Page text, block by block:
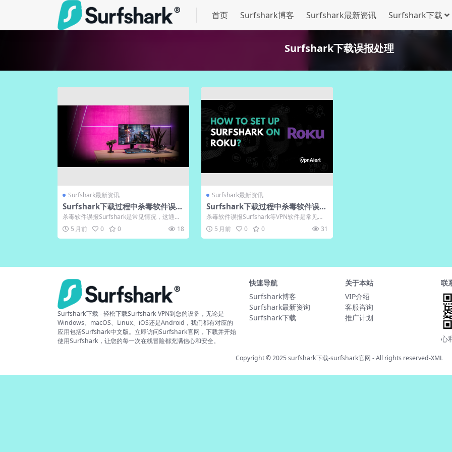
首页 Surfshark博客 Surfshark最新资讯 Surfshark下载
Surfshark下载误报处理
Surfshark最新资讯
Surfshark下载过程中杀毒软件误报
处理方案
杀毒软件误报Surfshark是常见情况，这通常
源于VPN加密和修改网络设置的行...
5 月前 0 0 18
Surfshark最新资讯
Surfshark下载过程中杀毒软件误报
处理方案
杀毒软件误报Surfshark等VPN软件是常见现
象，主要源于其加密连接和系统级...
5 月前 0 0 31
Surfshark下载 - 轻松下载Surfshark VPN到您的设备，无论是
Windows、macOS、Linux、iOS还是Android，我们都有对应的
应用包括Surfshark中文版。立即访问Surfshark官网，下载并开始
使用Surfshark，让您的每一次在线冒险都充满信心和安全。
快速导航
Surfshark博客
Surfshark最新资询
Surfshark下载
关于本站
VIP介绍
客服咨询
推广计划
联
心
Copyright © 2025surfshark下载-surfshark官网 - All rights reserved-XML